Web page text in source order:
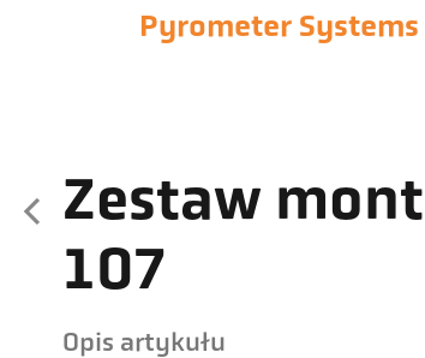
Pyrometer Systems
Zestaw
107
Opis artykułu